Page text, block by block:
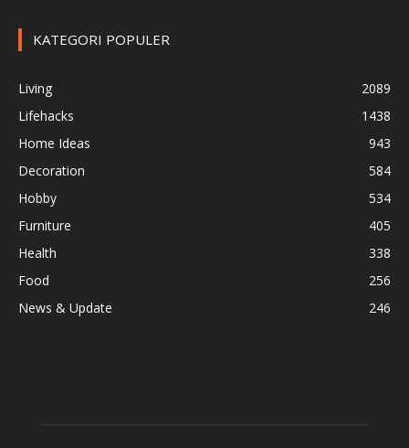
KATEGORI POPULER
Living
2089
Lifehacks
1438
Home Ideas
943
Decoration
584
Hobby
534
Furniture
405
Health
338
Food
256
News & Update
246